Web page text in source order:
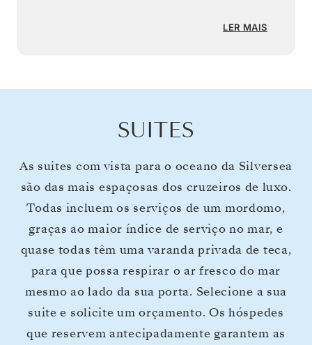
LER MAIS
SUITES
As suites com vista para o oceano da Silversea
são das mais espaçosas dos cruzeiros de luxo.
Todas incluem os serviços de um mordomo,
graças ao maior índice de serviço no mar, e
quase todas têm uma varanda privada de teca,
para que possa respirar o ar fresco do mar
mesmo ao lado da sua porta. Selecione a sua
suite e solicite um orçamento. Os hóspedes
que reservem antecipadamente garantem as